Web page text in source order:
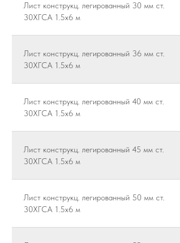
Лист конструкц. легированный 30 мм ст.
30ХГСА 1.5х6 м
Лист конструкц. легированный 36 мм ст.
30ХГСА 1.5х6 м
Лист конструкц. легированный 40 мм ст.
30ХГСА 1.5х6 м
Лист конструкц. легированный 45 мм ст.
30ХГСА 1.5х6 м
Лист конструкц. легированный 50 мм ст.
30ХГСА 1.5х6 м